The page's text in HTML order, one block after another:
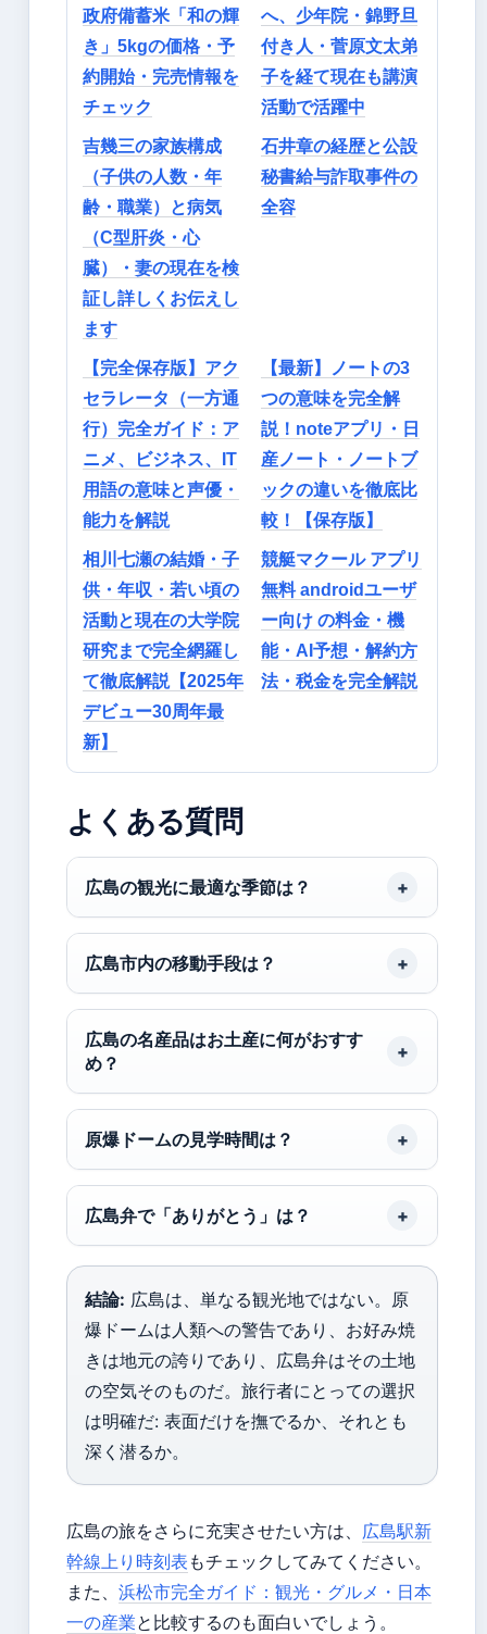
政府備蓄米「和の輝
き」5kgの価格・予
約開始・完売情報を
チェック
へ、少年院・錦野旦
付き人・菅原文太弟
子を経て現在も講演
活動で活躍中
吉幾三の家族構成
（子供の人数・年
齢・職業）と病気
（C型肝炎・心
臓）・妻の現在を検
証し詳しくお伝えし
ます
石井章の経歴と公設
秘書給与詐取事件の
全容
【完全保存版】アク
セラレータ（一方通
行）完全ガイド：ア
ニメ、ビジネス、IT
用語の意味と声優・
能力を解説
【最新】ノートの3
つの意味を完全解
説！noteアプリ・日
産ノート・ノートブ
ックの違いを徹底比
較！【保存版】
相川七瀬の結婚・子
供・年収・若い頃の
活動と現在の大学院
研究まで完全網羅し
て徹底解説【2025年
デビュー30周年最
新】
競艇マクール アプリ
無料 androidユーザ
ー向け の料金・機
能・AI予想・解約方
法・税金を完全解説
よくある質問
広島の観光に最適な季節は？
広島市内の移動手段は？
広島の名産品はお土産に何がおすす
め？
原爆ドームの見学時間は？
広島弁で「ありがとう」は？
結論: 広島は、単なる観光地ではない。原
爆ドームは人類への警告であり、お好み焼
きは地元の誇りであり、広島弁はその土地
の空気そのものだ。旅行者にとっての選択
は明確だ: 表面だけを撫でるか、それとも
深く潜るか。
広島の旅をさらに充実させたい方は、 広島駅新
幹線上り時刻表 もチェックしてみてください。
また、 浜松市完全ガイド：観光・グルメ・日本
一の産業と比較するのも面白いでしょう。